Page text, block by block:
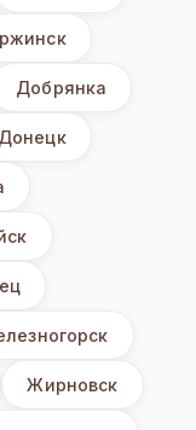
Добрянка
Донецк
Жирновск